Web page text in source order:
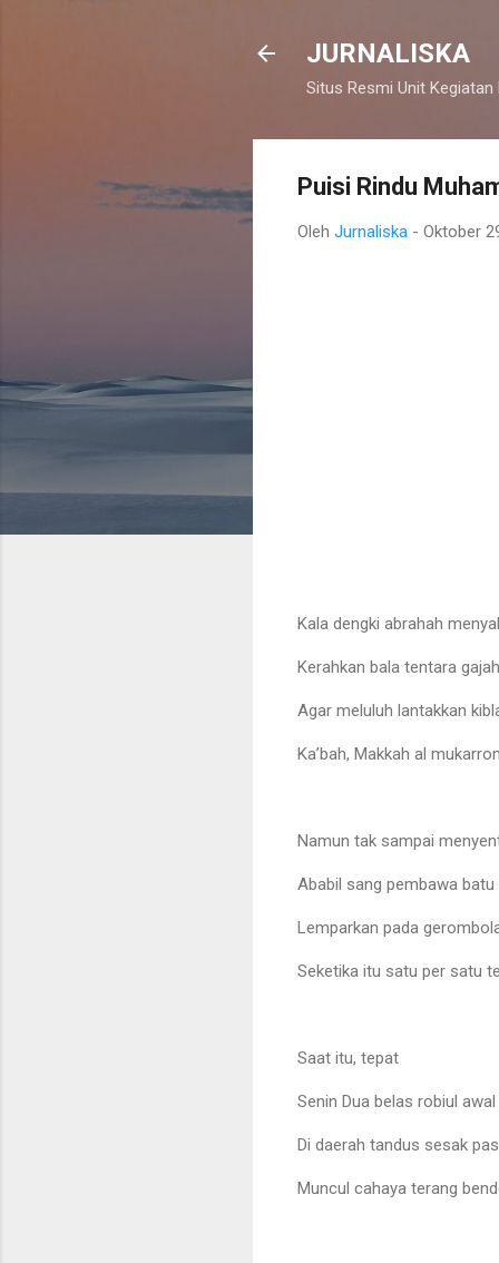
JURNALISKA
Situs Resmi Unit
Puisi Rindu
Oleh Jurnaliska - Oktober
Kala dengki abrahah
Kerahkan bala tentara
Agar meluluh lantakkan
Ka’bah, Makkah al
Namun tak sampai
Ababil sang pembawa batu
Lemparkan pada
Seketika itu satu per satu
Saat itu, tepat
Senin Dua belas robiul awal
Di daerah tandus sesak
Muncul cahaya terang